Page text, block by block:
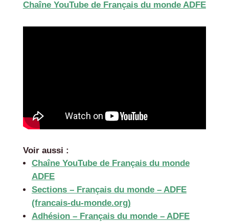
Chaîne YouTube de Français du monde ADFE
Voir aussi :
Chaîne YouTube de Français du monde
ADFE
Sections – Français du monde – ADFE
(francais-du-monde.org)
Adhésion – Français du monde – ADFE